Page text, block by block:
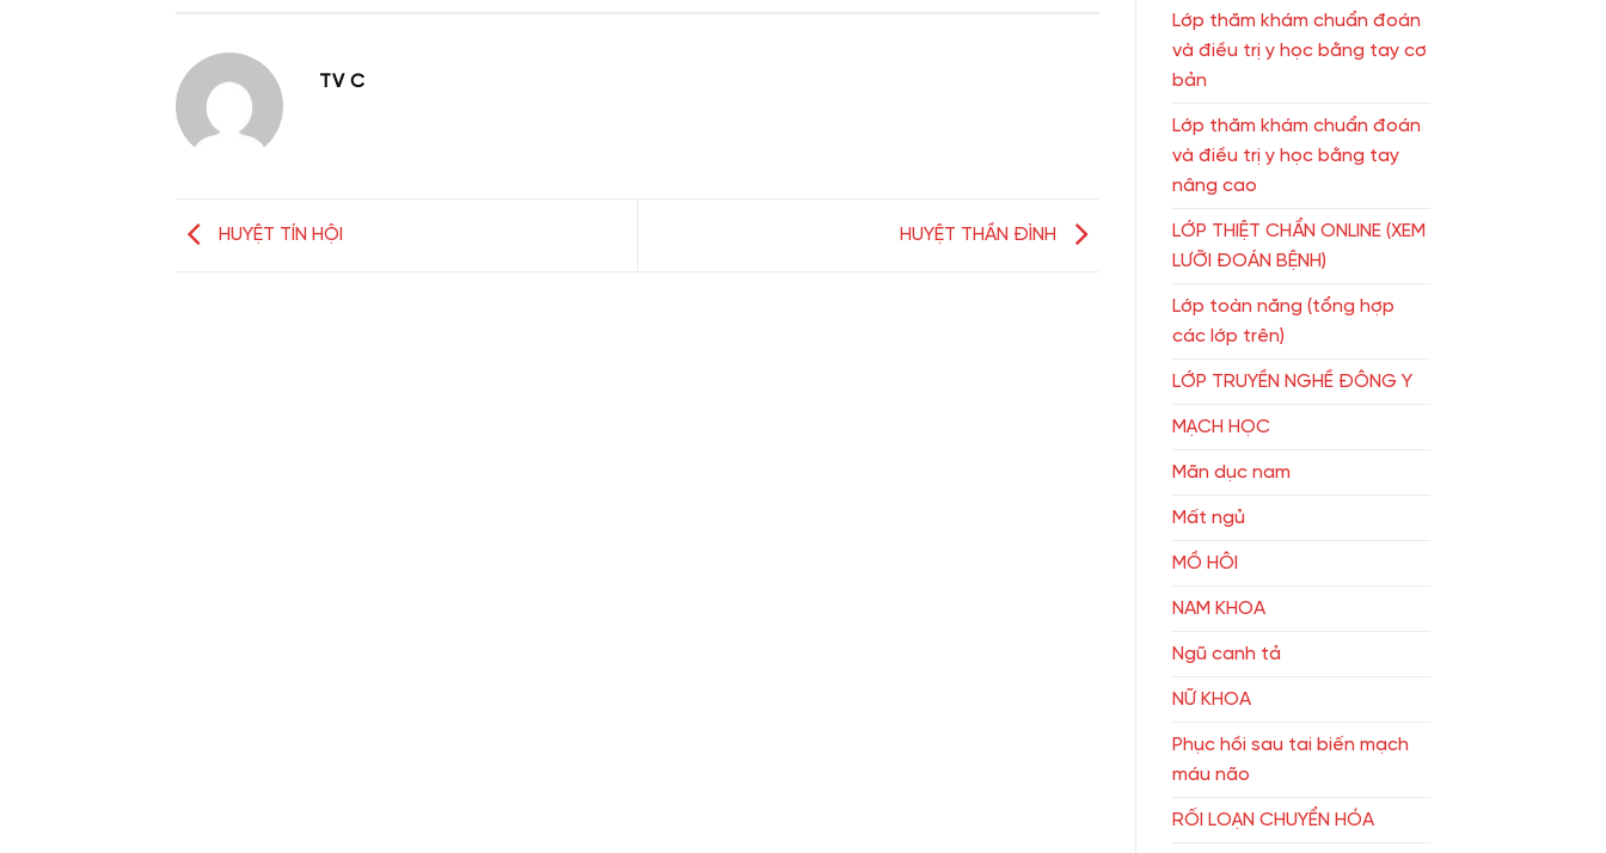
TV C
HUYỆT TÍN HỘI HUYỆT THẦN ĐÌNH
Lớp thăm khám chuẩn đoán
và điều trị y học bằng tay cơ
bản
Lớp thăm khám chuẩn đoán
và điều trị y học bằng tay
nâng cao
LỚP THIỆT CHẨN ONLINE (XEM
LƯỠI ĐOÁN BỆNH)
Lớp toàn năng (tổng hợp
các lớp trên)
LỚP TRUYỀN NGHỀ ĐÔNG Y
MẠCH HỌC
Mãn dục nam
Mất ngủ
MỒ HÔI
NAM KHOA
Ngũ canh tả
NỮ KHOA
Phục hồi sau tai biến mạch
máu não
RỐI LOẠN CHUYỂN HÓA